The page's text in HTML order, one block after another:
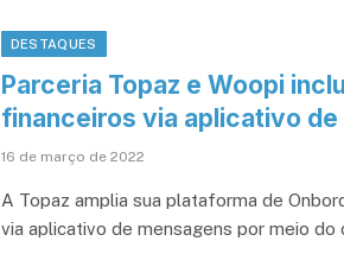
DESTAQUES
Parceria Topaz e Woopi
financeiros via aplicativo de
16 de março de 2022
A Topaz amplia sua plataforma de
via aplicativo de mensagens por meio do